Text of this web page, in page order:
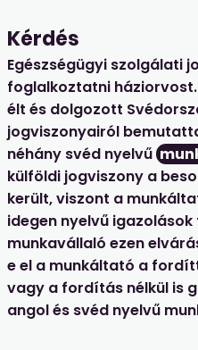
Kérdés
Egészségügyi szolgálati
foglalkoztatni
élt és dolgozott
jogviszonyairól
néhány svéd nyelvű
külföldi jogviszony a
került, viszont a
idegen nyelvű
munkavállaló ezen
e el a munkáltató a
vagy a fordítás nélkül is
angol és svéd nyelvű